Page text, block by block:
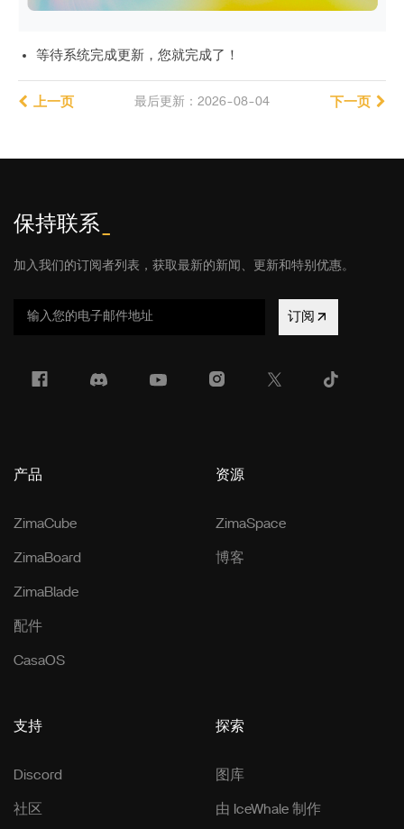
等待系统完成更新，您就完成了！
最后更新：2026-08-04
上一页 下一页
保持联系
加入我们的订阅者列表，获取最新的新闻、更新和特别优惠。
订阅
产品
ZimaCube
ZimaBoard
ZimaBlade
配件
CasaOS
资源
ZimaSpace
博客
支持
Discord
社区
探索
图库
由 IceWhale 制作